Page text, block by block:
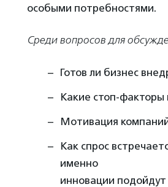
особыми потребностями.
Среди вопросов для
Готов ли бизнес
Какие стоп-
Мотивация
Как спрос
именно
инновации